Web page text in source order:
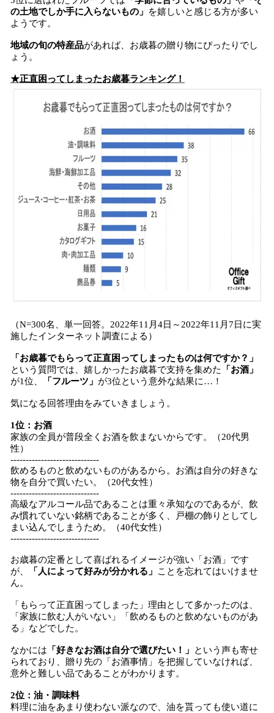
の土地でしか手に入らないもの」
を嬉しいと感じる方が多い
ようです。
地域の旬の特産品があれば、お歳暮の贈り物にぴったりでし
ょう。
★正直困ってしまったお歳暮ランキング！
（N=300名、単一回答。2022年11月4日～2022年11月7日に実
施したインターネット調査による）
「お歳暮でもらって正直困ってしまったものは何ですか？」
という質問では、嬉しかったお歳暮で支持を集めた
「お酒」
が1位、
「フルーツ」 が3位という意外な結果に…！
気になる回答理由をみていきましょう。
1位：お酒
家族の全員が普段全くお酒を飲まないからです。（20代男
性）
-----------------------------
飲めるものと飲めないものがあるから。お酒は自分の好きな
物を自分で買いたい。（20代女性）
-----------------------------
高級なアルコール品であることは重々承知なのであるが、飲
み慣れていない銘柄であることが多く、戸棚の飾りとしてし
まい込んでしまうため。（40代女性）
-----------------------------
お歳暮の定番として喜ばれるイメージが強い「お酒」です
が、
「人によって好みが分かれる」
ことを忘れてはいけませ
ん。
「もらって正直困ってしまった」理由として多かったのは、
「家族に飲む人がいない」「飲めるものと飲めないものがあ
る」などでした。
なかには 「好きなお酒は自分で選びたい！」
という声も寄せ
られており、贈り先の「お酒事情」を把握していなければ、
意外と難しい品であることがわかります。
2位：油・調味料
料理に油をあまり使わない派なので、油を貰っても使い道に